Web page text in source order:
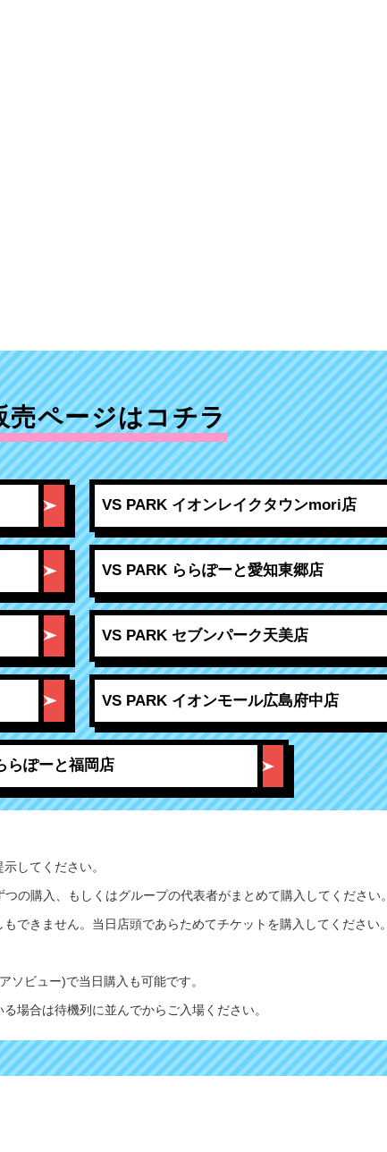
売ページはコチラ
VS PARK イオンレイクタウンmori店
VS PARK ららぽーと愛知東郷店
VS PARK セブンパーク天美店
VS PARK イオンモール広島府中店
らぽーと福岡店
してください。
の購入、もしくはグループの代表者がまとめて購入してください。
できません。当日店頭であらためてチケットを購入してください。
ビュー)で当日購入も可能です。
場合は待機列に並んでからご入場ください。